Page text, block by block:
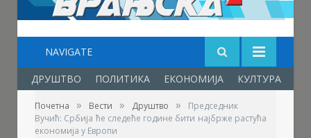
NAVIGATE
ДРУШТВО ПОЛИТИКА ЕКОНОМИЈА КУЛТУРА
Почетна » Вести » Друштво »
Председник
Вучић: Србија ће следеће године бити најбрже растућа
економија у Европи